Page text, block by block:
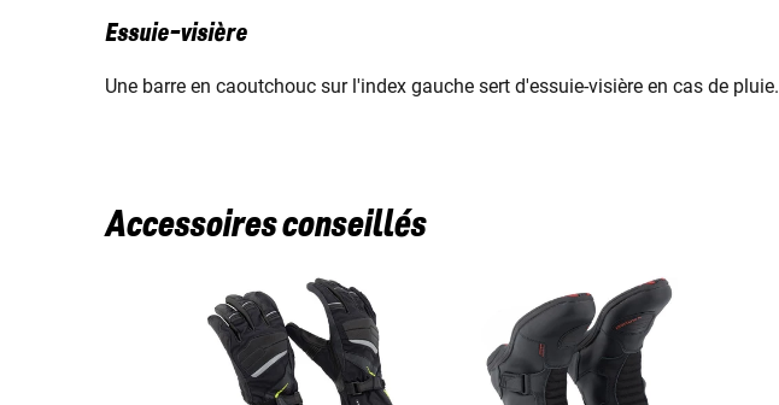
Essuie-visière
Une barre en caoutchouc sur l'index gauche sert d'essuie-visière en cas de pluie.
Accessoires conseillés